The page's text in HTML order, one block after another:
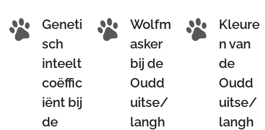
Geneti
sch
inteelt
coëffic
iënt bij
de
Wolfm
asker
bij de
Oudd
uitse/
langh
Kleure
n van
de
Oudd
uitse/
langh